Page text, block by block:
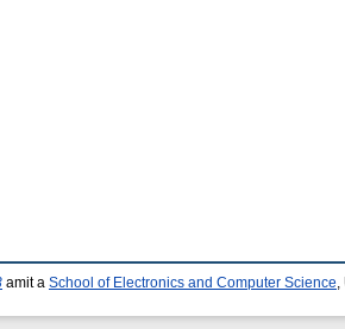
amit a School of Electronics and Computer Science